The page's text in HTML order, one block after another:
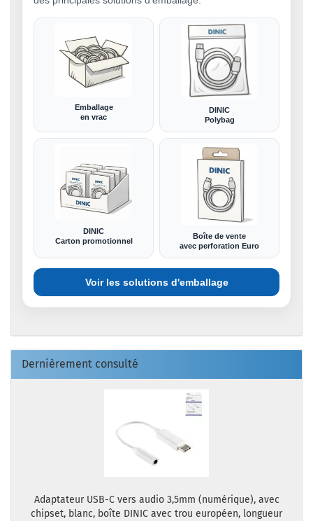
Emballage
en vrac
DINIC
Polybag
DINIC
Carton promotionnel
Boîte de vente
avec perforation Euro
Voir les solutions d'emballage
Dernièrement consulté
Adaptateur USB-C vers audio 3,5mm (numérique), avec
chipset, blanc, boîte DINIC avec trou européen, longueur